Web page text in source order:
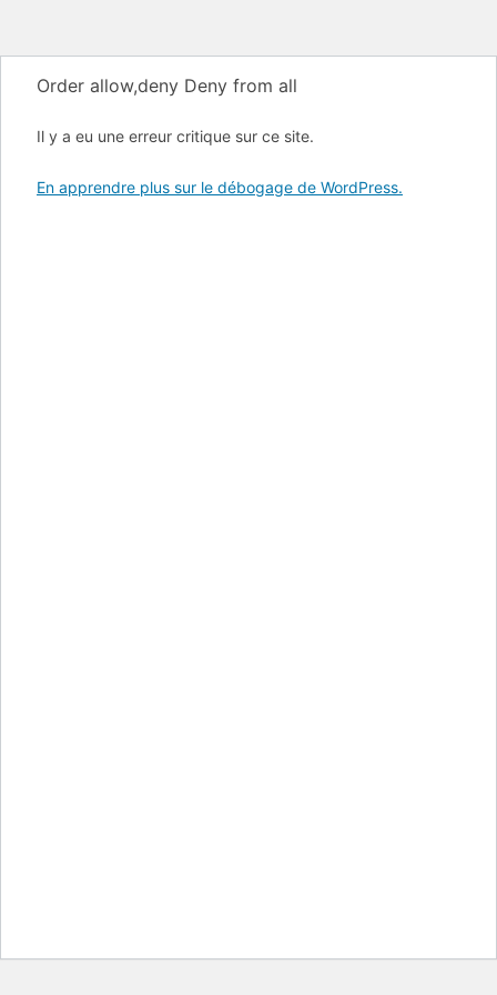
Order allow,deny Deny from all
Il y a eu une erreur critique sur ce site.
En apprendre plus sur le débogage de WordPress.